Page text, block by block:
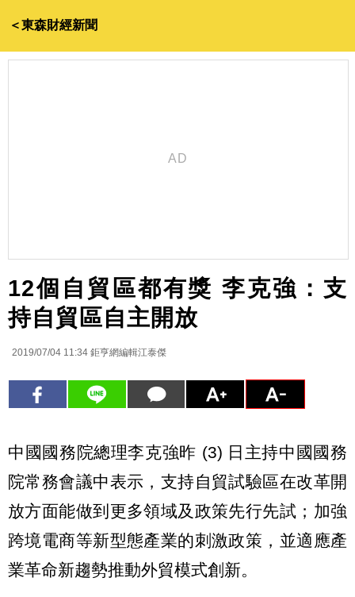
＜東森財經新聞
12個自貿區都有獎 李克強：支
持自貿區自主開放
2019/07/04 11:34 鉅亨網編輯江泰傑
中國國務院總理李克強昨 (3) 日主持中國國務
院常務會議中表示，支持自貿試驗區在改革開
放方面能做到更多領域及政策先行先試；加強
跨境電商等新型態產業的刺激政策，並適應產
業革命新趨勢推動外貿模式創新。